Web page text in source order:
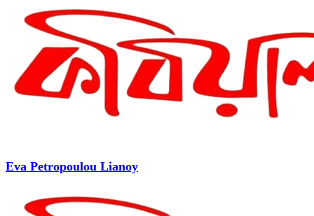
Eva Petropoulou Lianoy